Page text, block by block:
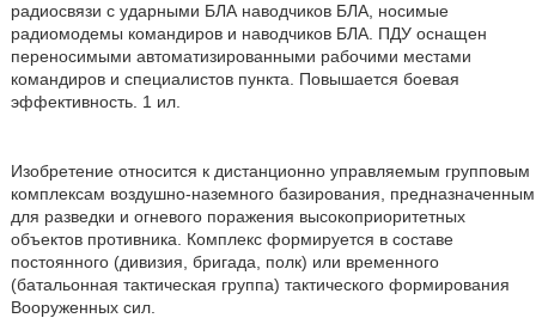
радиосвязи с ударными БЛА наводчиков БЛА, носимые
радиомодемы командиров и наводчиков БЛА. ПДУ оснащен
переносимыми автоматизированными рабочими местами
командиров и специалистов пункта. Повышается боевая
эффективность. 1 ил.
Изобретение относится к дистанционно управляемым групповым
комплексам воздушно-наземного базирования, предназначенным
для разведки и огневого поражения высокоприоритетных
объектов противника. Комплекс формируется в составе
постоянного (дивизия, бригада, полк) или временного
(батальонная тактическая группа) тактического формирования
Вооруженных сил.